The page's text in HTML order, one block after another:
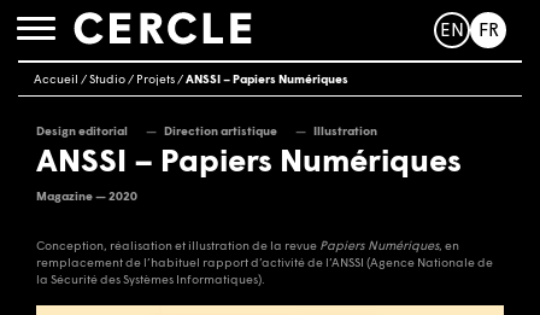
Toggle
EN FR
Accueil /Studio/ Projets/ANSSI – Papiers Numériques
Design editorial Direction artistique Illustration
ANSSI – Papiers Numériques
Magazine — 2020
Conception, réalisation et illustration de la revue Papiers Numériques, en
remplacement de l’habituel rapport d’activité de l’ANSSI (Agence Nationale de
la Sécurité des Systèmes Informatiques).